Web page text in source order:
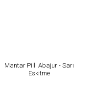
Mantar Pilli Abajur - Sarı
Eskitme